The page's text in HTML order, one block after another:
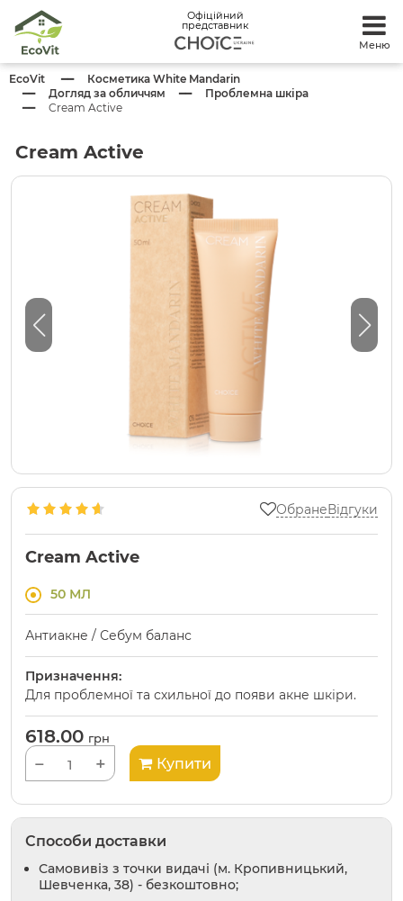
Офіційний
представник
Меню
EcoVit
Косметика White Mandarin
Догляд за обличчям
Проблемна шкіра
Cream Active
Cream Active
ОбранеВідгуки
Cream Active
50 МЛ
Антиакне / Себум баланс
Призначення:
Для проблемної та схильної до появи акне шкіри.
618.00 грн
− + Купити
Способи доставки
Самовивіз з точки видачі (м. Кропивницький,
Шевченка, 38) - безкоштовно;